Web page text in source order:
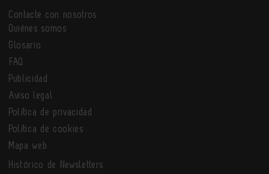
Contacte con nosotros
Quiénes somos
Glosario
FAQ
Publicidad
Aviso legal
Política de privacidad
Política de cookies
Mapa web
Histórico de Newsletters